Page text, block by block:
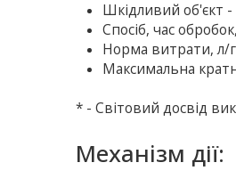
Шкiдливий об'єкт -
Спосіб, час
Норма витрати, л/
Максимальна
* - Свiтовий досвiд
Механiзм дії: